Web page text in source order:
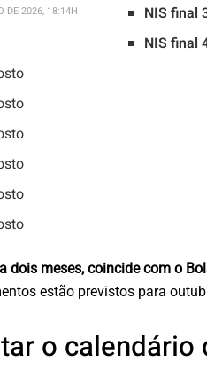
DE 2026, 18:14H
NIS final
NIS final
dois meses, coincide com o
estão previstos para
o calendário